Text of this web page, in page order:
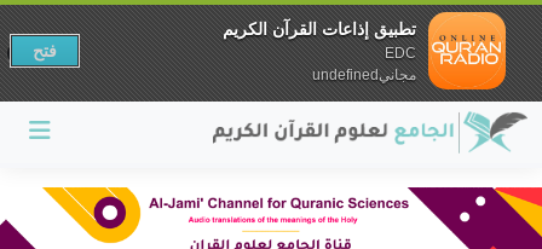
تطبيق إذاعات القرآن الكريم
EDC
مجانيundefined
فتح